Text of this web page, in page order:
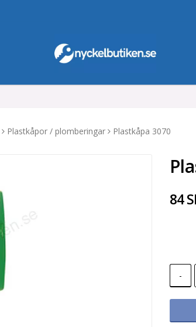
Plastkåpor / plomberingar Plastkåpa 3070
84
-